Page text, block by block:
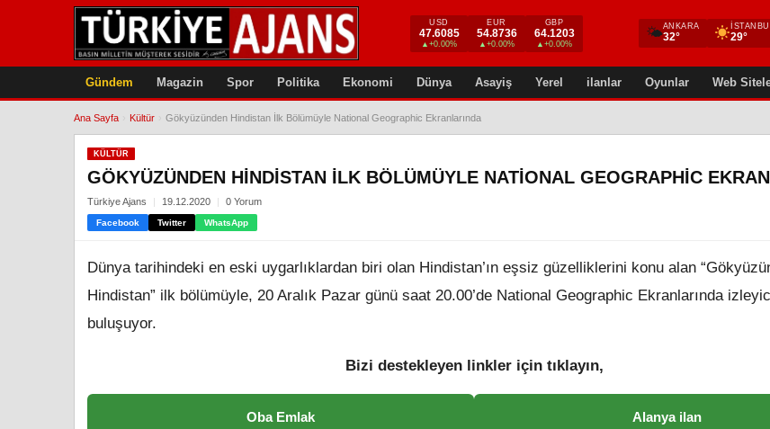
USD
47.6085
▲+0.00%
EUR
54.8736
▲+0.00%
GBP
64.1203
▲+0.00%
🌤ANKARA
32° 29°
Gündem Magazin Spor Politika Ekonomi Dünya Asayiş Yerel ilanlar Oyunlar Web
Ana Sayfa Kültür Gökyüzünden Hindistan İlk Bölümüyle National Geographic Ekranlarında
KÜLTÜR
GÖKYÜZÜNDEN HINDISTAN İLK BÖLÜMÜYLE NATIONAL GEOGRAPHIC
Türkiye Ajans 19.12.2020 0 Yorum
Facebook Twitter WhatsApp
Dünya tarihindeki en eski uygarlıklardan biri olan Hindistan’ın eşsiz güzelliklerini konu alan
Hindistan” ilk bölümüyle, 20 Aralık Pazar günü saat 20.00’de National Geographic Ekranlarında
buluşuyor.
Bizi destekleyen linkler için tıklayın,
Oba Emlak Alanya ilan